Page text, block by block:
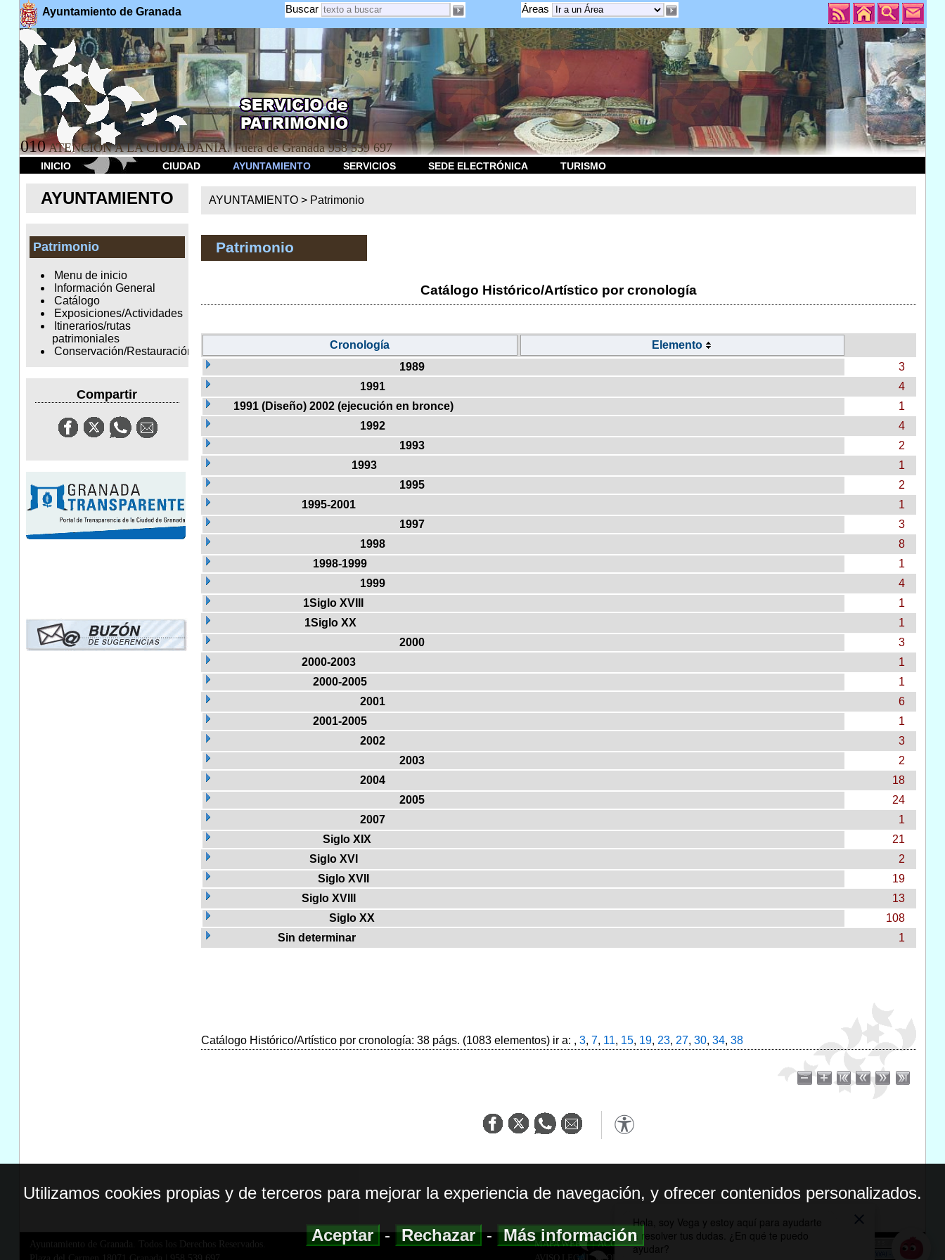
Ayuntamiento de Granada Áreas
Buscar
010 ATENCION A LA CIUDADANÍA. Fuera de Granada 958 539 697
INICIO CIUDAD AYUNTAMIENTO SERVICIOS SEDE ELECTRÓNICA TURISMO
AYUNTAMIENTO
Patrimonio
Menu de inicio
Información General
Catálogo
Exposiciones/Actividades
Itinerarios/rutas
patrimoniales
Conservación/Restauración
Compartir
AYUNTAMIENTO > Patrimonio
Patrimonio
Catálogo Histórico/Artístico por cronología
Cronología
Elemento
1989
3
1991
4
1991 (Diseño) 2002 (ejecución en bronce)
1
1992
4
1993
2
1993
1
1995
2
1995-2001
1
1997
3
1998
8
1998-1999
1
1999
4
1Siglo XVIII
1
1Siglo XX
1
2000
3
2000-2003
1
2000-2005
1
2001
6
2001-2005
1
2002
3
2003
2
2004
18
2005
24
2007
1
Siglo XIX
21
Siglo XVI
2
Siglo XVII
19
Siglo XVIII
13
Siglo XX
108
Sin determinar
1
Catálogo Histórico/Artístico por cronología: 38 págs. (1083 elementos) ir a: , 3, 7, 11, 15, 19, 23, 27, 30, 34, 38
Ayuntamiento de Granada. Todos los Derechos Reservados.
MAPA WEB|ACCESIBILIDAD
AVISO LEGAL| POLITICA DE PRIVACIDAD
Utilizamos cookies propias y de terceros para mejorar la experiencia de navegación, y ofrecer contenidos personalizados.
Aceptar-Rechazar-Más información